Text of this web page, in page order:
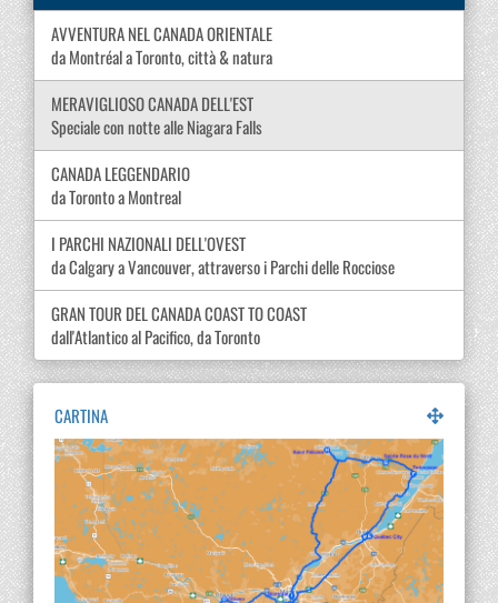
AVVENTURA NEL CANADA ORIENTALE
da Montréal a Toronto, città & natura
MERAVIGLIOSO CANADA DELL'EST
Speciale con notte alle Niagara Falls
CANADA LEGGENDARIO
da Toronto a Montreal
I PARCHI NAZIONALI DELL'OVEST
da Calgary a Vancouver, attraverso i Parchi delle Rocciose
GRAN TOUR DEL CANADA COAST TO COAST
dall'Atlantico al Pacifico, da Toronto
CARTINA